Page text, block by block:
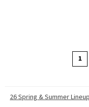
1
26 Spring & Summer Lineup